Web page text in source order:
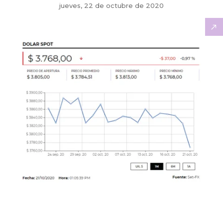
jueves, 22 de octubre de 2020